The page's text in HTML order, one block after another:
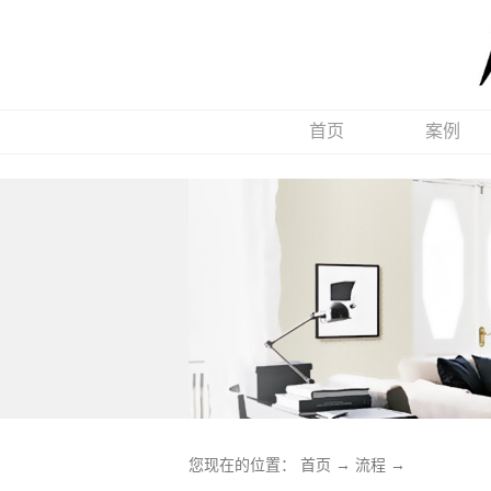
首页 案例
您现在的位置： 首页 → 流程 →